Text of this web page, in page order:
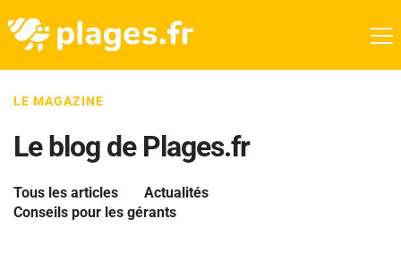
LE MAGAZINE
Le blog de Plages.fr
Tous les articles
Actualités
Conseils pour les gérants